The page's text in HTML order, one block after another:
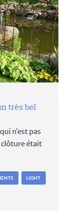
très bel
n'est pas
clôture était
LIGHT